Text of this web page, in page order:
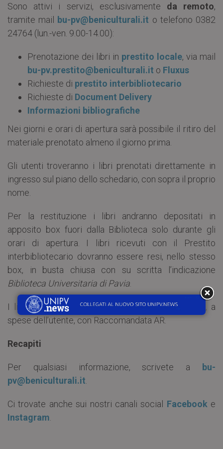
Sono attivi i servizi, esclusivamente da remoto,
tramite mail bu-pv@beniculturali.it o telefono 0382
24764 (lun.-ven. 9.00-14.00):
Prenotazione dei libri in prestito locale, via mail
bu-pv.prestito@beniculturali.it o Fluxus
Richieste di prestito interbibliotecario
Richieste di Document Delivery
Informazioni bibliografiche
Nei giorni e orari di apertura sarà possibile il ritiro del
materiale prenotato almeno il giorno prima.
Gli utenti troveranno i libri prenotati direttamente in
ingresso sul piano dello schedario, con sopra il proprio
nome.
Per la restituzione i libri andranno depositati in
apposito box fuori dalla Biblioteca solo durante gli
orari di apertura. I libri ricevuti con il Prestito
interbibliotecario dovranno essere resi, nello stesso
box, in busta chiusa con su scritta l’indicazione
Biblioteca Universitaria di Pavia
I libri da restituire possono anche essere spediti, a
spese dell’utente, con Raccomandata AR.
Recapiti
Per qualsiasi informazione, scrivete a bu-
pv@beniculturali.it
Ci trovate anche sui nostri canali social Facebook e
Instagram